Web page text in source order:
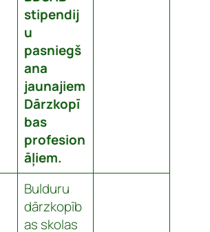
stipendij
u
pasniegš
ana
jaunajiem
Dārzkopī
bas
profesion
āļiem.
Bulduru
dārzkopīb
as skolas